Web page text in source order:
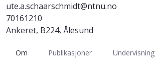
ute.a.schaarschmidt@ntnu.no
70161210
Ankeret, B224, Ålesund
Om Publikasjoner Undervisning